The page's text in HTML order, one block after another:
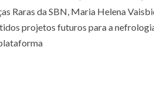
Raras da SBN, Maria Helena
projetos futuros para a